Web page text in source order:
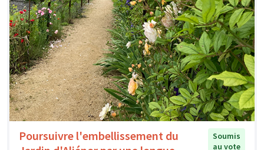
Poursuivre l'embellissement du
Soumis
au vote